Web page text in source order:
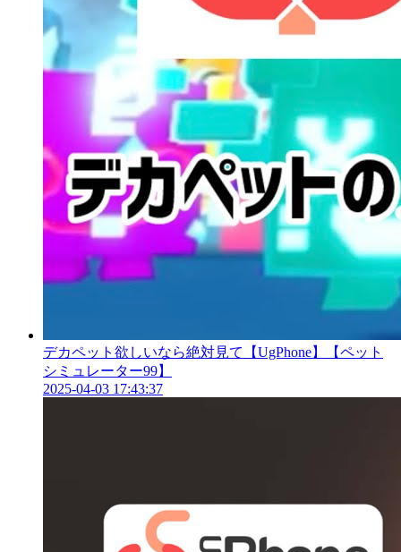
デカペット欲しいなら絶対見て【UgPhone】【ペット
シミュレーター99】
2025-04-03 17:43:37